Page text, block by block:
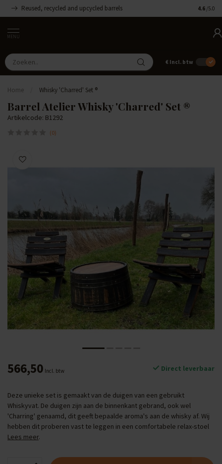
Reused, recycled and upcycled barrels 4.6 /5.0
MENU
€ Incl. btw
Home Whisky 'Charred' Set ®
Barrel Atelier Whisky 'Charred' Set ®
Artikelcode: B1292
(0)
566,50 Incl. btw Direct leverbaar
Deze unieke set is gemaakt van de duigen van een gebruikt
Whiskyvat. De duigen zijn aan de binnenkant gebrand, ook wel
'Charring' genaamd, dit geeft bepaalde aroma's aan de whisky af. Wij
hebben dit proberen vast te leggen in een comfortabele relax-stoel
Lees meer.